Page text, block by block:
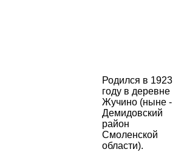
Родился в 1923
году в деревне
Жучино (ныне -
Демидовский
район
Смоленской
области).